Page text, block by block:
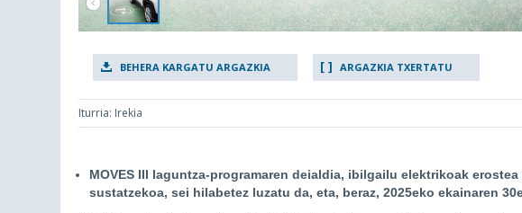
BEHERA KARGATU ARGAZKIA ARGAZKIA TXERTATU
Iturria: Irekia
MOVES III laguntza-programaren deialdia, ibilgailu elektrikoak
sustatzekoa, sei hilabetez luzatu da, eta, beraz, 2025eko ekainaren